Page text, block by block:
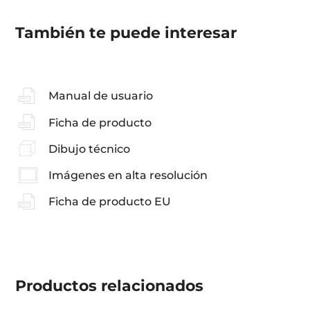
También te puede interesar
Manual de usuario
Ficha de producto
Dibujo técnico
Imágenes en alta resolución
Ficha de producto EU
Productos relacionados